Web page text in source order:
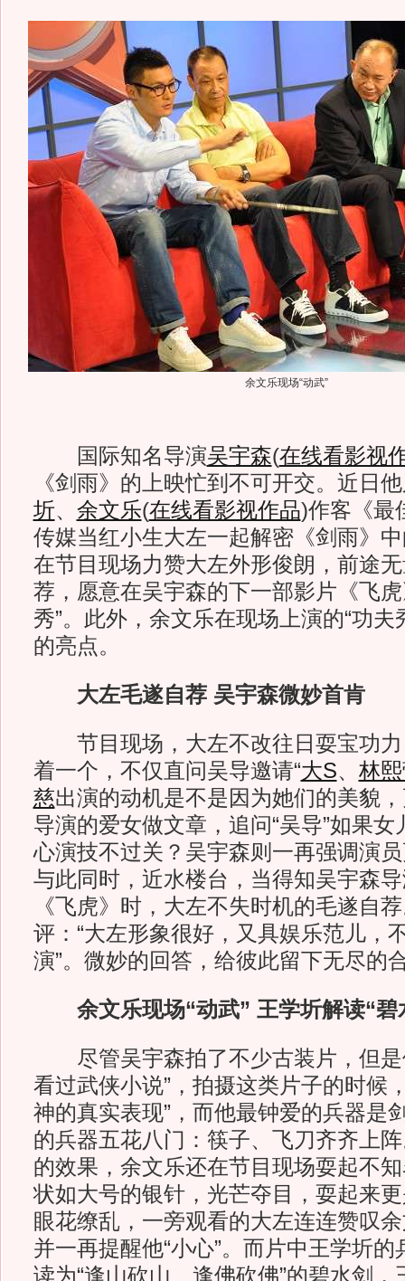
余文乐现场“动武”
国际知名导演吴宇森(在线看影视
《剑雨》的上映忙到不可开交。近日
圻、 余文乐(在线看影视作品)作客《最
传媒当红小生大左一起解密《剑雨》中
在节目现场力赞大左外形俊朗，前途
荐，愿意在吴宇森的下一部影片《飞
秀”。此外，余文乐在现场上演的“功夫
的亮点。
大左毛遂自荐 吴宇森微妙首肯
节目现场，大左不改往日耍宝功力
着一个，不仅直问吴导邀请“大S、 林
慈出演的动机是不是因为她们的美貌，
导演的爱女做文章，追问“吴导”如果
心演技不过关？吴宇森则一再强调演
与此同时，近水楼台，当得知吴宇森
《飞虎》时，大左不失时机的毛遂自
评：“大左形象很好，又具娱乐范儿，
演”。微妙的回答，给彼此留下无尽的
余文乐现场“动武” 王学圻解读“碧
尽管吴宇森拍了不少古装片，但是
看过武侠小说”，拍摄这类片子的时候
神的真实表现”，而他最钟爱的兵器是
的兵器五花八门：筷子、飞刀齐齐上
的效果，余文乐还在节目现场耍起不
状如大号的银针，光芒夺目，耍起来
眼花缭乱，一旁观看的大左连连赞叹余
并一再提醒他“小心”。而片中王学圻
读为“逢山砍山、逢佛砍佛”的碧水剑，